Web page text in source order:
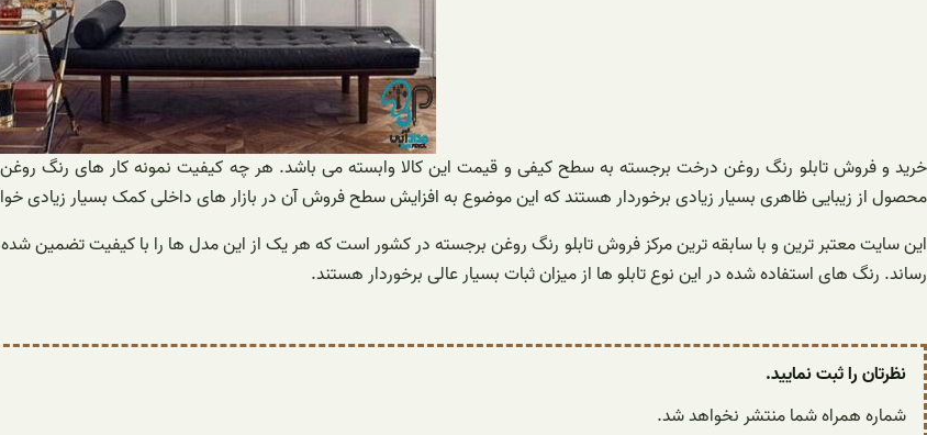
خرید و فروش تابلو رنگ روغن درخت برجسته به سطح کیفی و قیمت این کالا وابسته می باشد. هر چه کیفیت نمونه کار های رنگ
محصول از زیبایی ظاهری بسیار زیادی برخوردار هستند که این موضوع به افزایش سطح فروش آن در بازار های داخلی کمک بسیار زیادی
این سایت معتبر ترین و با سابقه ترین مرکز فروش تابلو رنگ روغن برجسته در کشور است که هر یک از این مدل ها را با کیفیت
رساند. رنگ های استفاده شده در این نوع تابلو ها از میزان ثبات بسیار عالی برخوردار هستند.
نظرتان را ثبت نمایید.
شماره همراه شما منتشر نخواهد شد.